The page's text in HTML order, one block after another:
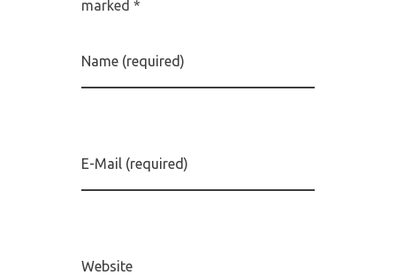
marked *
Name (required)
E-Mail (required)
Website